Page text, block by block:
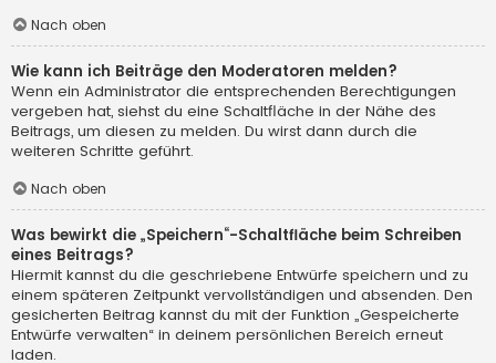
Nach oben
Wie kann ich Beiträge den Moderatoren melden?
Wenn ein Administrator die entsprechenden Berechtigungen
vergeben hat, siehst du eine Schaltfläche in der Nähe des
Beitrags, um diesen zu melden. Du wirst dann durch die
weiteren Schritte geführt.
Nach oben
Was bewirkt die „Speichern“-Schaltfläche beim Schreiben
eines Beitrags?
Hiermit kannst du die geschriebene Entwürfe speichern und zu
einem späteren Zeitpunkt vervollständigen und absenden. Den
gesicherten Beitrag kannst du mit der Funktion „Gespeicherte
Entwürfe verwalten“ in deinem persönlichen Bereich erneut
laden.